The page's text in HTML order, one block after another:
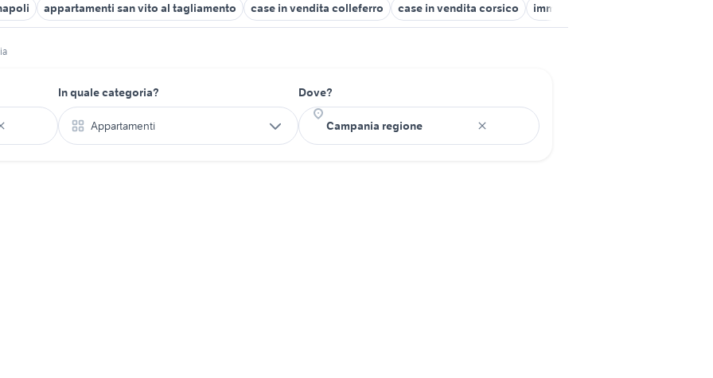
appartamenti san vito al tagliamento case in vendita colleferro case in vendita corsico immobili in vendita ascoli piceno
In quale categoria?
Appartamenti
Dove?